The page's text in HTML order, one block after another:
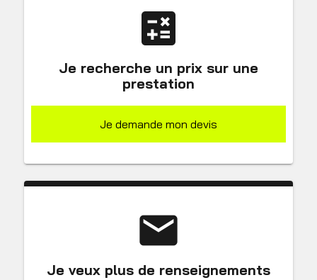
calculate
Je recherche un prix sur une
prestation
Je demande mon devis
email
Je veux plus de renseignements